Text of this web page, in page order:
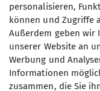
20
personalisieren,
können und Zugriffe
Außerdem geben wir
unserer Website an
Werbung und
Informationen
zusammen, die Sie